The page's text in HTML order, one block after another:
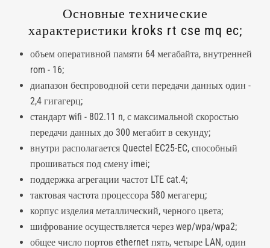
Основные технические
характеристики kroks rt cse mq ec;
объем оперативной памяти 64 мегабайта, внутренней
rom - 16;
диапазон беспроводной сети передачи данных один -
2,4 гигагерц;
стандарт wifi - 802.11 n, с максимальной скоростью
передачи данных до 300 мегабит в секунду;
внутри располагается Quectel EC25-EC, способный
прошиваться под смену imei;
поддержка агрегации частот LTE cat.4;
тактовая частота процессора 580 мегагерц;
корпус изделия металлический, черного цвета;
шифрование осуществляется через wep/wpa/wpa2;
общее число портов ethernet пять, четыре LAN, один